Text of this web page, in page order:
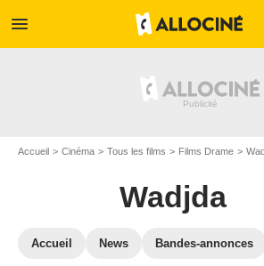
menu
Accueil Cinéma Tous les films Films Drame
Wadjda
Accueil News Bandes-annonces